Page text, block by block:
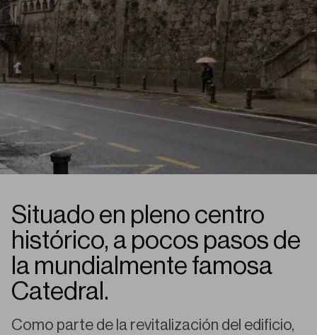
Situado en pleno centro
histórico, a pocos pasos de
la mundialmente famosa
Catedral.
Como parte de la revitalización del edificio,